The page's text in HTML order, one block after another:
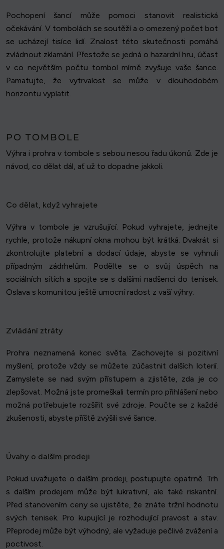
Pochopení šancí může pomoci stanovit realistická
očekávání. V tombolách se soutěží a o omezený počet bot
se ucházejí tisíce lidí. Znalost této skutečnosti pomáhá
zvládnout zklamání. Přestože se jedná o hazardní hru, účast
v co největším počtu tombol mírně zvyšuje vaše šance.
Pamatujte, že vytrvalost se může v dlouhodobém
horizontu vyplatit.
PO TOMBOLE
Výhra i prohra v tombole s sebou nesou řadu úkonů. Zde je
návod, co dělat dál, ať už to dopadne jakkoli.
Co dělat, když vyhrajete
Výhra v tombole je vzrušující. Pokud vyhrajete, jednejte
rychle, protože nákupní okna mohou být krátká. Dvakrát si
zkontrolujte platební a dodací údaje, abyste se vyhnuli
případným zádrhelům. Podělte se o svůj úspěch na
sociálních sítích a spojte se s dalšími nadšenci do tenisek.
Oslava s komunitou ještě umocní radost z vaší výhry.
Zvládání ztráty
Prohra neznamená konec světa. Zachovejte si pozitivní
myšlení, protože vždy se můžete zúčastnit dalších loterií.
Zamyslete se nad svým přístupem a zjistěte, zda je co
zlepšovat. Možná jste promeškali termín pro přihlášení nebo
možná potřebujete rozšířit své zdroje. Poučte se z každé
zkušenosti, abyste příště zvýšili své šance.
Úvahy o dalším prodeji
Pokud uvažujete o dalším prodeji, postupujte opatrně. Trh
s dalším prodejem může být lukrativní, ale také riskantní.
Před stanovením ceny se ujistěte, že znáte tržní hodnotu
svých tenisek. Pro kupující je rozhodující pravost a stav.
Přeprodej může být výhodný, ale vyžaduje pečlivé zvážení a
poctivost.